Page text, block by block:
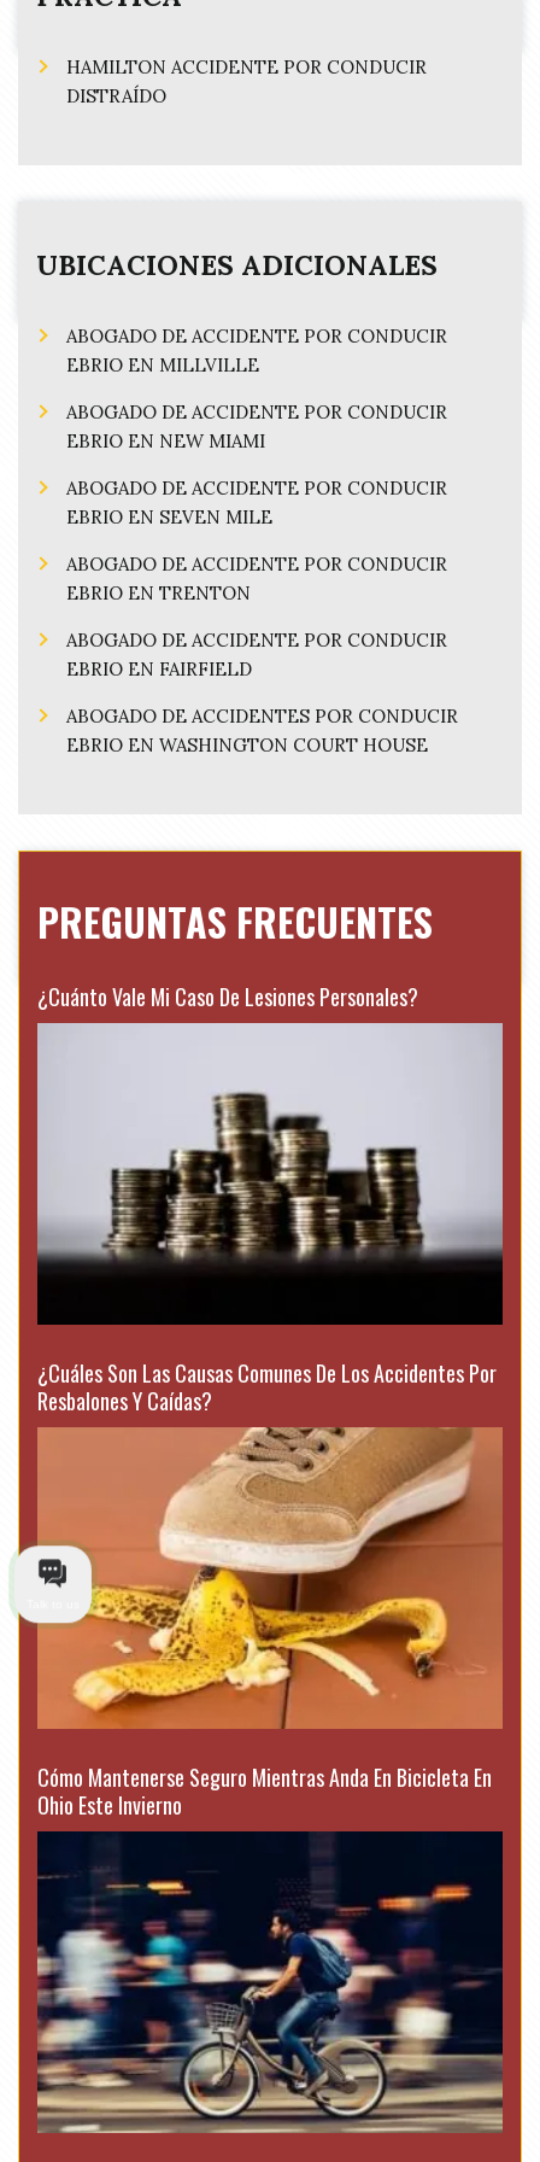
HAMILTON ACCIDENTE POR CONDUCIR
DISTRAÍDO
UBICACIONES ADICIONALES
ABOGADO DE ACCIDENTE POR CONDUCIR
EBRIO EN MILLVILLE
ABOGADO DE ACCIDENTE POR CONDUCIR
EBRIO EN NEW MIAMI
ABOGADO DE ACCIDENTE POR CONDUCIR
EBRIO EN SEVEN MILE
ABOGADO DE ACCIDENTE POR CONDUCIR
EBRIO EN TRENTON
ABOGADO DE ACCIDENTE POR CONDUCIR
EBRIO EN FAIRFIELD
ABOGADO DE ACCIDENTES POR CONDUCIR
EBRIO EN WASHINGTON COURT HOUSE
PREGUNTAS FRECUENTES
¿Cuánto Vale Mi Caso De Lesiones Personales?
¿Cuáles Son Las Causas Comunes De Los Accidentes Por
Resbalones Y Caídas?
Cómo Mantenerse Seguro Mientras Anda En Bicicleta En
Ohio Este Invierno